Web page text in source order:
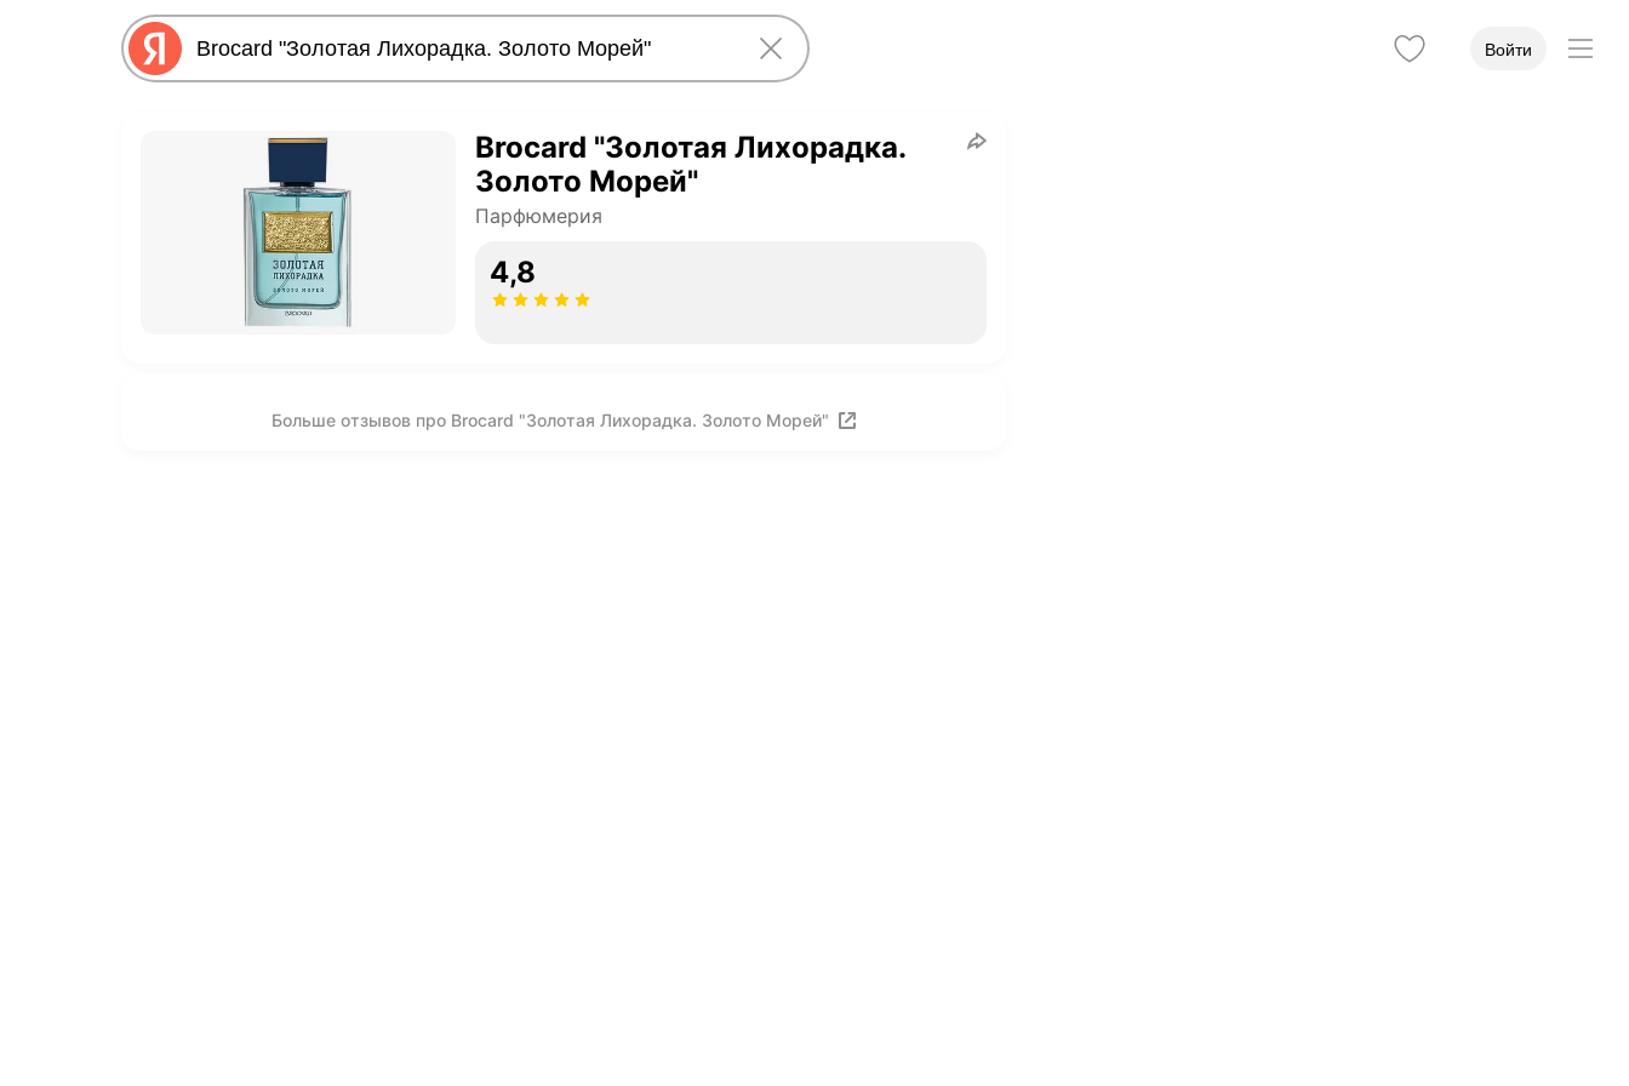
Войти
Brocard "Золотая Лихорадка.
Золото Морей"
Парфюмерия
4,8
Больше отзывов про Brocard "Золотая Лихорадка. Золото Морей"